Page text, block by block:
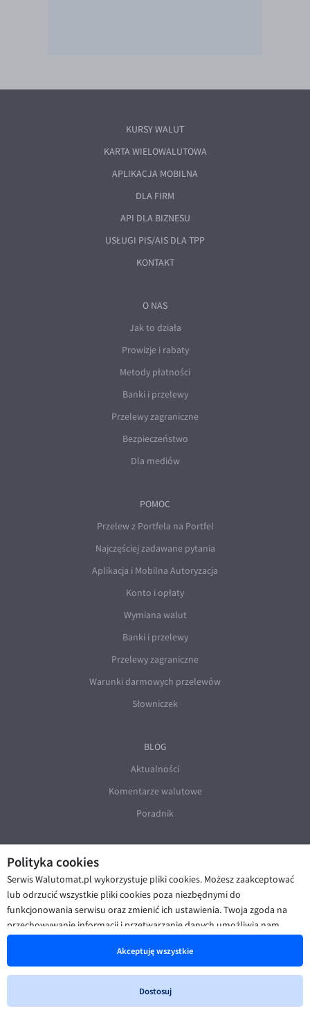
Polityka cookies
Serwis Walutomat.pl wykorzystuje pliki cookies. Możesz zaakceptować
lub odrzucić wszystkie pliki cookies poza niezbędnymi do
funkcjonowania serwisu oraz zmienić ich ustawienia. Twoja zgoda na
przechowywanie informacji i przetwarzanie danych umożliwia nam
poprawę funkcjonalności strony oraz prezentowanie Ci
spersonalizowanych treści i reklam. Więcej informacji znajdziesz w naszej
Akceptuję wszystkie
Dostosuj
KURSY WALUT
KARTA WIELOWALUTOWA
APLIKACJA MOBILNA
DLA FIRM
API DLA BIZNESU
USŁUGI PIS/AIS DLA TPP
KONTAKT
O NAS
Jak to działa
Prowizje i rabaty
Metody płatności
Banki i przelewy
Przelewy zagraniczne
Bezpieczeństwo
Dla mediów
POMOC
Przelew z Portfela na Portfel
Najczęściej zadawane pytania
Aplikacja i Mobilna Autoryzacja
Konto i opłaty
Wymiana walut
Banki i przelewy
Przelewy zagraniczne
Warunki darmowych przelewów
Słowniczek
BLOG
Aktualności
Komentarze walutowe
Poradnik
© Walutomat 2026 | Regulaminy
|
Polityka prywatności i cookies | Deklaracja dostępności